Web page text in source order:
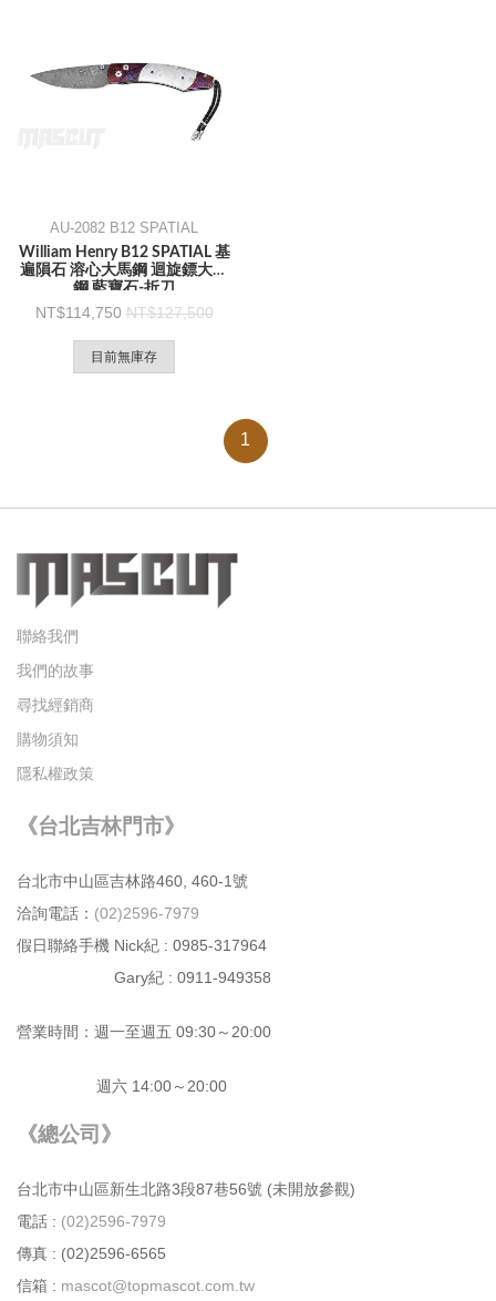
AU-2082 B12 SPATIAL
William Henry B12 SPATIAL 基
遍隕石 溶心大馬鋼 迴旋鏢大馬
鋼 藍寶石-折刀
114,750 127,500
目前無庫存
1
聯絡我們
我們的故事
尋找經銷商
購物須知
隱私權政策
《台北吉林門市》
台北市中⼭區吉林路460, 460-1號
洽詢電話： (02)2596-7979
假日聯絡手機 Nick紀 : 0985-317964
Gary紀 : 0911-949358
營業時間：週⼀⾄週五 09:30～20:00
週六 14:00～20:00
《總公司》
台北市中⼭區新⽣北路3段87巷56號 (未開放參觀)
電話 : (02)2596-7979
傳真 : (02)2596-6565
信箱 : mascot@topmascot.com.tw